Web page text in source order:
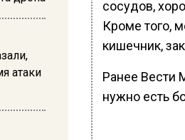
атаки
сосудов,
Кроме того,
кишечник,
Ранее Вести
нужно есть